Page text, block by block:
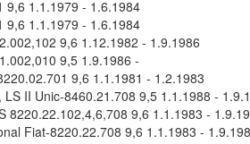
9,6 1.1.1979 - 1.6.1984
9,6 1.1.1979 - 1.6.1984
9,6 1.12.1982 - 1.9.1986
9,5 1.9.1986 -
9,6 1.1.1981 - 1.2.1983
LS II Unic-8460.21.708 9,5 1.1.1988 -
8220.22.102,4,6,708 9,6 1.1.1983 -
Fiat-8220.22.708 9,6 1.1.1983 -